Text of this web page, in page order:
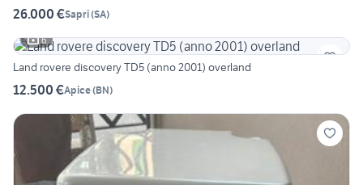
26.000 €Sapri(SA)
6
Land rovere discovery TD5 (anno 2001) overland
12.500 €Apice(BN)